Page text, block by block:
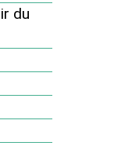
du
France du
du risque